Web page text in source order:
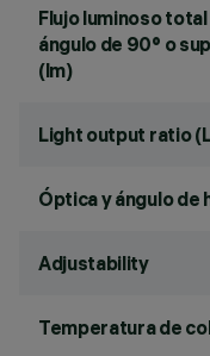
Flujo luminoso total
ángulo de 90° o
(lm)
Light output ratio
Óptica y ángulo de
Adjustability
Temperatura de